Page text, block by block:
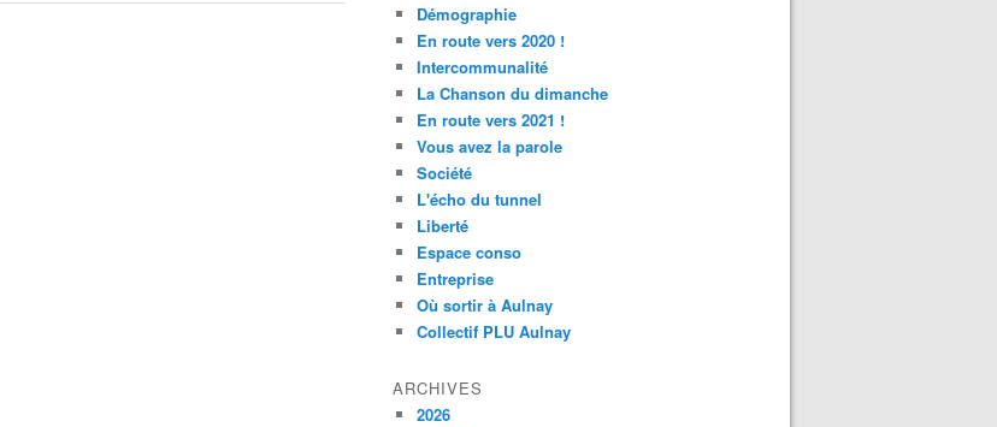
Démographie
En route vers 2020 !
Intercommunalité
La Chanson du dimanche
En route vers 2021 !
Vous avez la parole
Société
L'écho du tunnel
Liberté
Espace conso
Entreprise
Où sortir à Aulnay
Collectif PLU Aulnay
ARCHIVES
2026